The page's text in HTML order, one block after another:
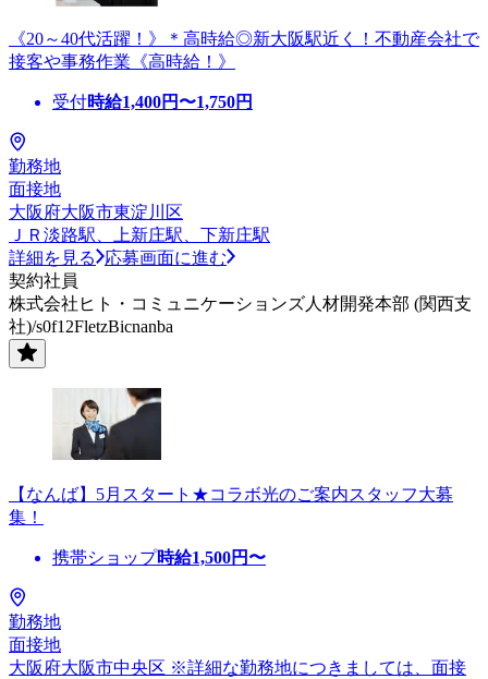
《20～40代活躍！》＊高時給◎新大阪駅近く！不動産会社で
接客や事務作業《高時給！》
受付時給1,400円〜1,750円
勤務地
面接地
大阪府大阪市東淀川区
ＪＲ淡路駅、上新庄駅、下新庄駅
詳細を見る
応募画面に進む
契約社員
株式会社ヒト・コミュニケーションズ人材開発本部 (関西支
社)/s0f12FletzBicnanba
【なんば】5月スタート★コラボ光のご案内スタッフ大募
集！
携帯ショップ時給1,500円〜
勤務地
面接地
大阪府大阪市中央区 ※詳細な勤務地につきましては、面接